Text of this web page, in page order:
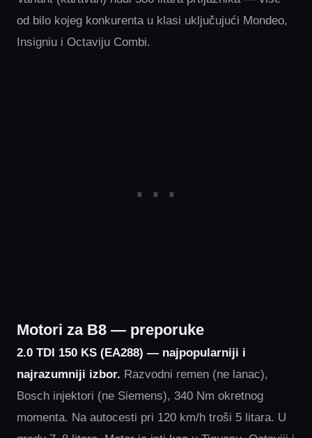
od bilo kojeg konkurenta u klasi uključujući Mondeo,
Insigniu i Octaviju Combi.
Motori za B8 — preporuke
2.0 TDI 150 KS (EA288) — najpopularniji i
najrazumniji izbor. Razvodni remen (ne lanac),
Bosch injektori (ne Siemens), 340 Nm okretnog
momenta. Na autocesti pri 120 km/h troši 5 litara. U